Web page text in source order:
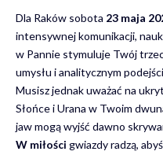
Dla Raków sobota 23 maja
intensywnej komunikacji,
w Pannie stymuluje Twój
umysłu i analitycznym
Musisz jednak uważać na
Słońce i Urana w Twoim
jaw mogą wyjść dawno
W miłości gwiazdy radzą,